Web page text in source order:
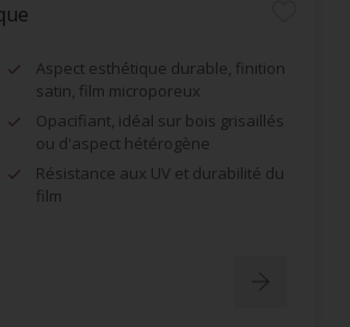
Aspect esthétique durable, finition
satin, film microporeux
Opacifiant, idéal sur bois grisaillés
ou d'aspect hétérogène
Résistance aux UV et durabilité du
film